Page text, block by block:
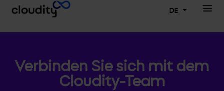
DE
Verbinden Sie sich mit dem
Cloudity-Team